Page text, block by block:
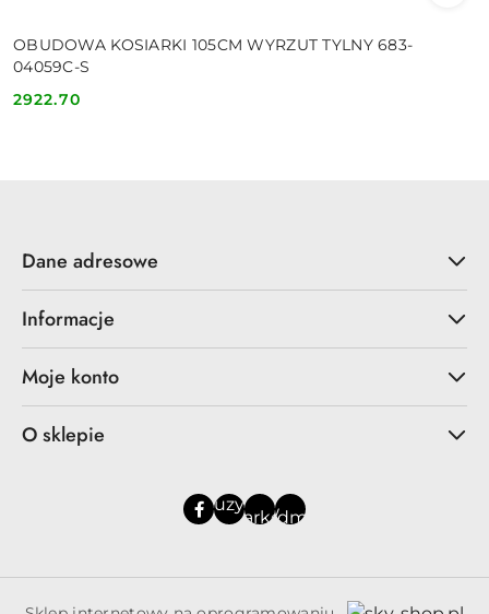
OBUDOWA KOSIARKI 105CM WYRZUT TYLNY 683-
04059C-S
Cena:
2922.70
Dane adresowe
Informacje
Moje konto
O sklepie